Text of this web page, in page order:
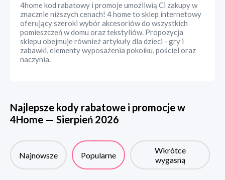
4home kod rabatowy i promoje umożliwią Ci zakupy w
znacznie niższych cenach! 4 home to sklep internetowy
oferujący szeroki wybór akcesoriów do wszystkich
pomieszczeń w domu oraz tekstyliów. Propozycja
sklepu obejmuje również artykuły dla dzieci - gry i
zabawki, elementy wyposażenia pokoiku, pościel oraz
naczynia.
Najlepsze kody rabatowe i promocje w
4Home — Sierpień 2026
Najnowsze Popularne
Wkrótce
wygasną